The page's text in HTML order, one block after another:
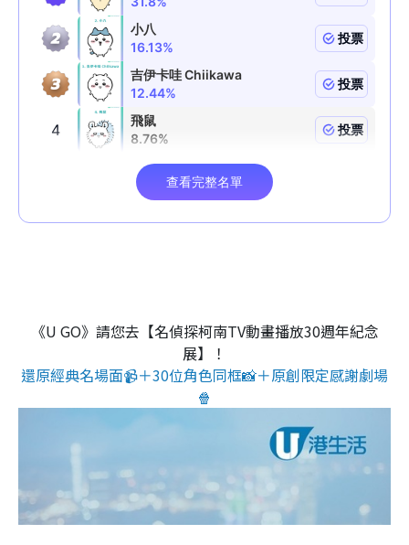
《U GO》請您去【名偵探柯南TV動畫播放30週年紀念
展】！
還原經典名場面📹＋30位角色同框📸＋原創限定感謝劇場
🍿